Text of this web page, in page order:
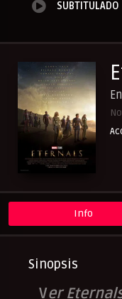
SUBTITULADO
Info
Sinopsis
Ver